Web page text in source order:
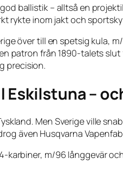
ballistik – alltså en
rykte inom jakt och
över till en spetsig kula,
patron från 1890-talets
precision.
–
Men Sverige ville
även Husqvarna
karbiner, m/96 långgevär